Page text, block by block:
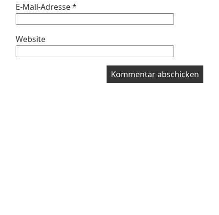
E-Mail-Adresse*
Website